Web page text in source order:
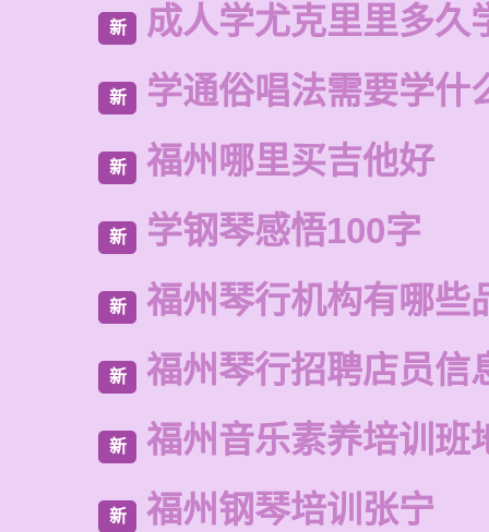
新 成人学尤克里里多久
新 学通俗唱法需要学什
新 福州哪里买吉他好
新 学钢琴感悟100字
新 福州琴行机构有哪些
新 福州琴行招聘店员信
新 福州音乐素养培训班
新 福州钢琴培训张宁